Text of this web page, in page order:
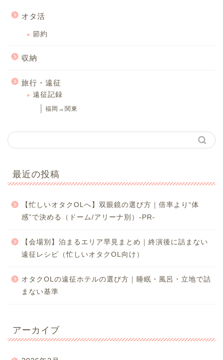
オタ活
節約
収納
旅行・遠征
遠征記録
福岡→関東
最近の投稿
【忙しいオタクOLへ】双眼鏡の選び方｜倍率より“体
感”で決める（ドーム/アリーナ別）-PR-
【会場別】泊まるエリア早見まとめ｜終演後に詰まない
遠征レシピ（忙しいオタクOL向け）
オタクOLの遠征ホテルの選び方｜睡眠・風呂・立地で詰
まない基準
アーカイブ